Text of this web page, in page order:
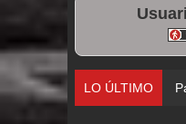
LO ÚLTIMO